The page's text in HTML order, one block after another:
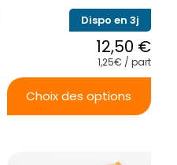
Dispo en 3j
12,50 €
1,25€ / part
Choix des options